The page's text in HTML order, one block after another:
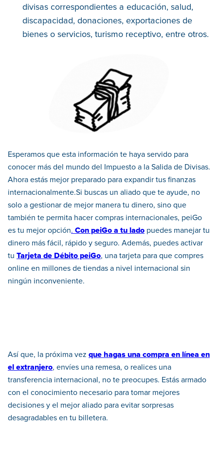
divisas correspondientes a educación, salud,
discapacidad, donaciones, exportaciones de
bienes o servicios, turismo receptivo, entre otros.
Esperamos que esta información te haya servido para
conocer más del mundo del Impuesto a la Salida de Divisas.
Ahora estás mejor preparado para expandir tus finanzas
internacionalmente.Si buscas un aliado que te ayude, no
solo a gestionar de mejor manera tu dinero, sino que
también te permita hacer compras internacionales, peiGo
es tu mejor opción. Con peiGo a tu lado puedes manejar tu
dinero más fácil, rápido y seguro. Además, puedes activar
tu Tarjeta de Débito peiGo, una tarjeta para que compres
online en millones de tiendas a nivel internacional sin
ningún inconveniente.
Así que, la próxima vez que hagas una compra en línea en
el extranjero, envíes una remesa, o realices una
transferencia internacional, no te preocupes. Estás armado
con el conocimiento necesario para tomar mejores
decisiones y el mejor aliado para evitar sorpresas
desagradables en tu billetera.